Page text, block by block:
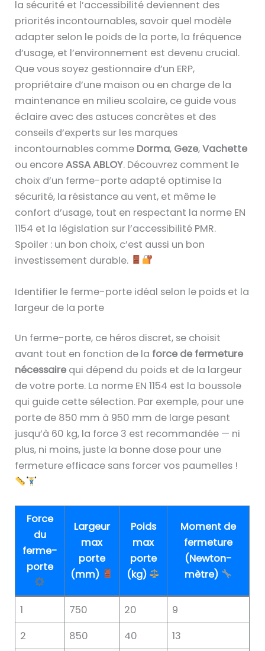
la sécurité et l’accessibilité deviennent des
priorités incontournables, savoir quel modèle
adapter selon le poids de la porte, la fréquence
d’usage, et l’environnement est devenu crucial.
Que vous soyez gestionnaire d’un ERP,
propriétaire d’une maison ou en charge de la
maintenance en milieu scolaire, ce guide vous
éclaire avec des astuces concrètes et des
conseils d’experts sur les marques
incontournables comme Dorma, Geze,Vachette
ou encoreASSA ABLOY. Découvrez comment le
choix d’un ferme-porte adapté optimise la
sécurité, la résistance au vent, et même le
confort d’usage, tout en respectant la norme EN
1154 et la législation sur l’accessibilité PMR.
Spoiler : un bon choix, c’est aussi un bon
investissement durable.
Identifier le ferme-porte idéal selon le poids et la
largeur de la porte
Un ferme-porte, ce héros discret, se choisit
avant tout en fonction de la force de fermeture
nécessaire qui dépend du poids et de la largeur
de votre porte. La norme EN 1154 est la boussole
qui guide cette sélection. Par exemple, pour une
porte de 850 mm à 950 mm de large pesant
jusqu’à 60 kg, la force 3 est recommandée — ni
plus, ni moins, juste la bonne dose pour une
fermeture efficace sans forcer vos paumelles !
Force
du
ferme-
porte
Largeur
max
porte
(mm)
Poids
max
porte
(kg)
Moment de
fermeture
(Newton-
mètre)
1 750 20
9
2
850 40
13